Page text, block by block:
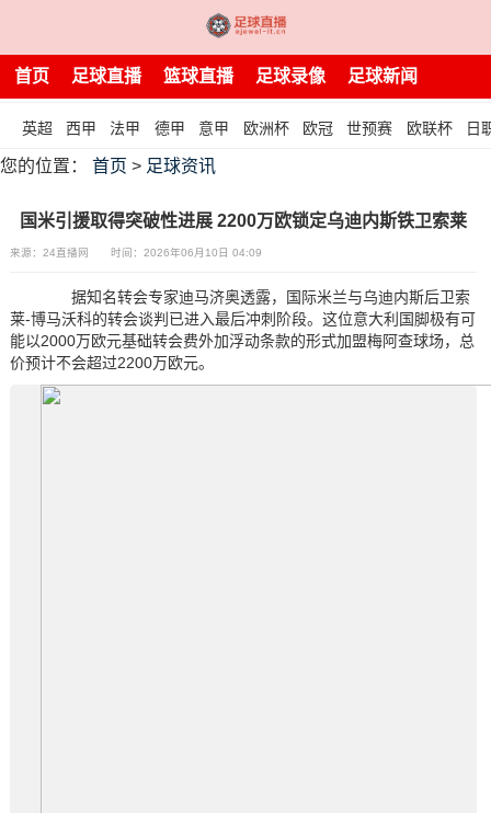
首页 足球直播 篮球直播 足球录像 足球新闻
英超 西甲 法甲 德甲 意甲 欧洲杯 欧冠 世预赛 欧联杯 日
您的位置： 首页 > 足球资讯
国米引援取得突破性进展 2200万欧锁定乌迪内斯铁卫索莱
来源：24直播网 时间：2026年06月10日 04:09
据知名转会专家迪马济奥透露，国际米兰与乌迪内斯后卫索
莱-博马沃科的转会谈判已进入最后冲刺阶段。这位意大利国脚极有可
能以2000万欧元基础转会费外加浮动条款的形式加盟梅阿查球场，总
价预计不会超过2200万欧元。